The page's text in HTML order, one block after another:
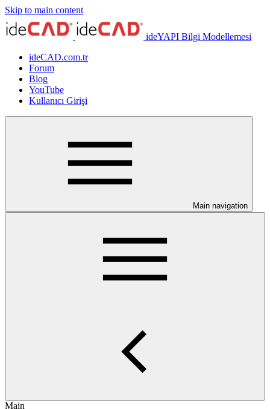
Skip to main content
ideYAPI Bilgi Modellemesi
ideCAD.com.tr
Forum
Blog
YouTube
Kullanıcı Girişi
Main navigation
Main